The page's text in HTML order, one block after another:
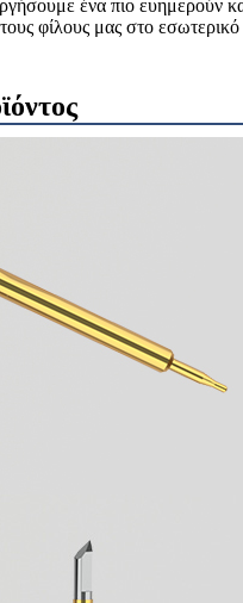
ένα πιο ευημερούν
φίλους μας στο εσωτερικό